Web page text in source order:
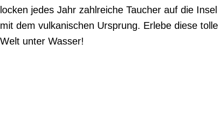
locken jedes Jahr zahlreiche Taucher auf die Insel
mit dem vulkanischen Ursprung. Erlebe diese tolle
Welt unter Wasser!